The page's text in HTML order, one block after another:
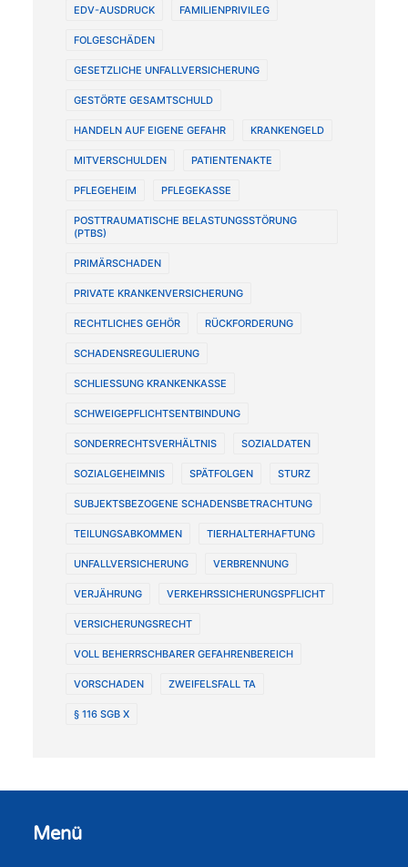
EDV-AUSDRUCK FAMILIENPRIVILEG
FOLGESCHÄDEN
GESETZLICHE UNFALLVERSICHERUNG
GESTÖRTE GESAMTSCHULD
HANDELN AUF EIGENE GEFAHR KRANKENGELD
MITVERSCHULDEN PATIENTENAKTE
PFLEGEHEIM PFLEGEKASSE
POSTTRAUMATISCHE BELASTUNGSSTÖRUNG
(PTBS)
PRIMÄRSCHADEN
PRIVATE KRANKENVERSICHERUNG
RECHTLICHES GEHÖR RÜCKFORDERUNG
SCHADENSREGULIERUNG
SCHLIESSUNG KRANKENKASSE
SCHWEIGEPFLICHTSENTBINDUNG
SONDERRECHTSVERHÄLTNIS SOZIALDATEN
SOZIALGEHEIMNIS SPÄTFOLGEN STURZ
SUBJEKTSBEZOGENE SCHADENSBETRACHTUNG
TEILUNGSABKOMMEN TIERHALTERHAFTUNG
UNFALLVERSICHERUNG VERBRENNUNG
VERJÄHRUNG VERKEHRSSICHERUNGSPFLICHT
VERSICHERUNGSRECHT
VOLL BEHERRSCHBARER GEFAHRENBEREICH
VORSCHADEN ZWEIFELSFALL TA
§ 116 SGB X
Menü